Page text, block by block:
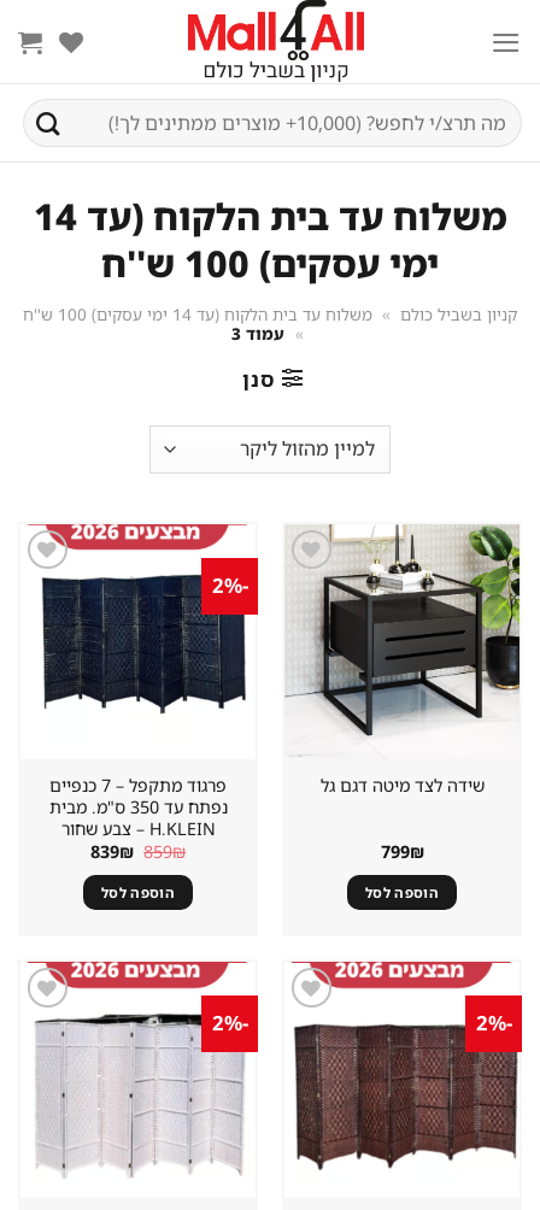
content
חיפוש
עבור:
משלוח עד בית הלקוח (עד 14
ימי עסקים) 100 ש''ח
קניון בשביל כולם » משלוח עד בית הלקוח (עד 14 ימי עסקים) 100 ש''ח
» עמוד 3
סנן
במועדפים
שידה לצד מיטה דגם גל
799₪
הוספה לסל
-2%
שמור
מוצר
במועדפים
פרגוד מתקפל – 7 כנפיים
נפתח עד 350 ס"מ. מבית
H.KLEIN‏ – צבע שחור
859₪ המחיר
היה:
859₪.
839₪ המחיר
הוא:
839₪. הוספה לסל
-2%
שמור
מוצר
במועדפים
-2%
שמור
מוצר
במועדפים